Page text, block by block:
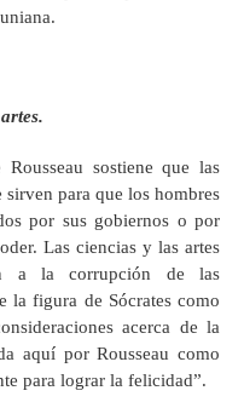
sostiene que las
sirven para que los hombres
por sus gobiernos o por
Las ciencias y las artes
a la corrupción de las
la figura de Sócrates como
acerca de la
aquí por Rousseau como
para lograr la felicidad”.